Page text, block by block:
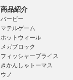
商品紹介
バービー
マテルゲーム
ホットウィール
メガブロック
フィッシャープライス
きかんしゃトーマス
ウノ